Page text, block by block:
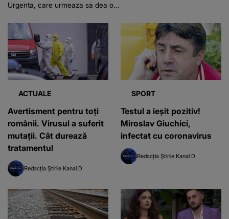
Urgenta, care urmeaza sa dea o...
ACTUALE
Avertisment pentru toți
românii. Virusul a suferit
mutații. Cât durează
tratamentul
Redacția Știrile Kanal D
SPORT
Testul a ieșit pozitiv!
Miroslav Giuchici,
infectat cu coronavirus
Redacția Știrile Kanal D